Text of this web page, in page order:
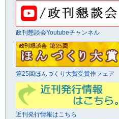
政刊懇談会Youtubeチャンネル
第25回ほんづくり大賞受賞作フェア
近刊発行情報はこちら